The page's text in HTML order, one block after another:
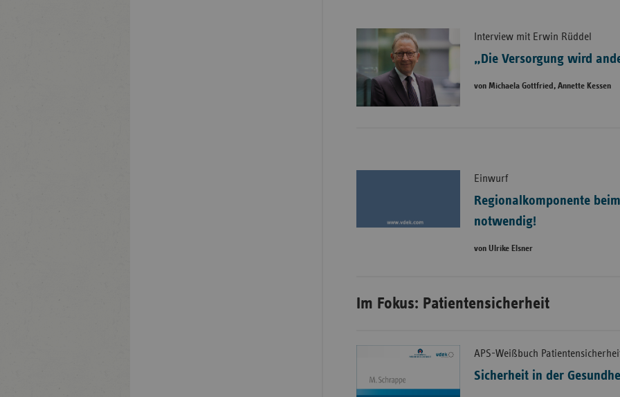
Interview mit Erwin Rüddel
„Die Versorgung wird
von Michaela Gottfried, Annette Kessen
Einwurf
Regionalkomponente
notwendig!
von Ulrike Elsner
Im Fokus: Patientensicherheit
APS-Weißbuch
Sicherheit in der